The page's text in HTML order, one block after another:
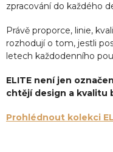
zpracování do každého
Právě proporce, linie,
rozhodují o tom, jestli
letech každodenního
ELITE není jen
chtějí design a kvalitu
Prohlédnout kolekci